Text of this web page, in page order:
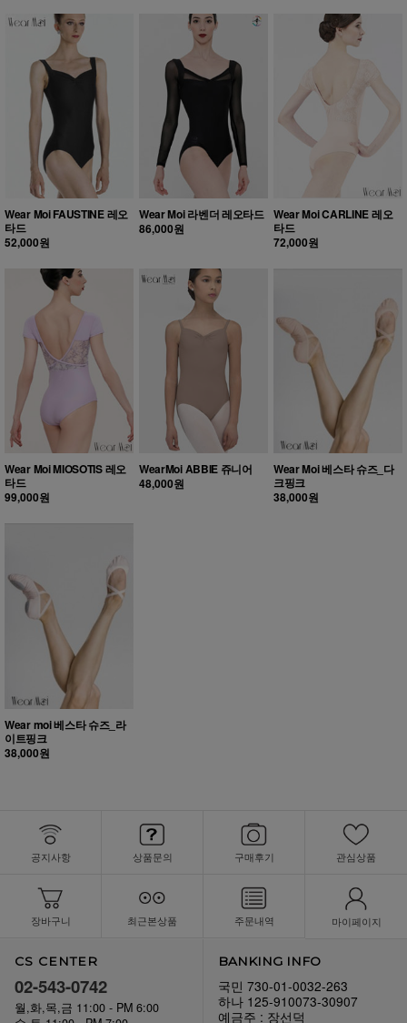
Wear Moi FAUSTINE 레오
타드
52,000원
Wear Moi 라벤더 레오타드
86,000원
Wear Moi CARLINE 레오
타드
72,000원
Wear Moi MIOSOTIS 레오
타드
99,000원
WearMoi ABBIE 쥬니어
48,000원
Wear Moi 베스타 슈즈_다
크핑크
38,000원
Wear moi 베스타 슈즈_라
이트핑크
38,000원
공지사항 상품문의 구매후기 관심상품
장바구니 최근본상품 주문내역 마이페이지
CS CENTER
02-543-0742
월,화,목,금 11:00 - PM 6:00
BANKING INFO
국민 730-01-0032-263
하나 125-910073-30907
예금주 : 장선덕